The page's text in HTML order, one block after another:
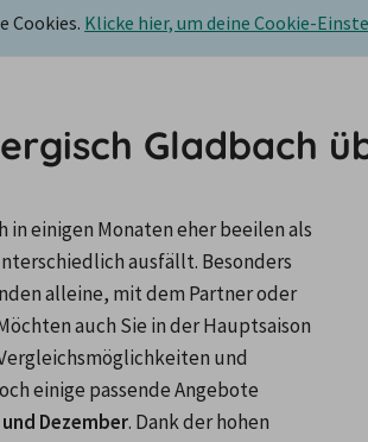
Cookies. Klicke hier, um deine Cookie-
Gladbach
in einigen Monaten eher beeilen als
alleine, mit dem Partner oder
auch Sie in der Hauptsaison
und
einige passende Angebote
Dezember. Dank der hohen